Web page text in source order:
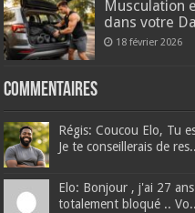
Musculation
dans votre
18 février 2026
Commentaires
Régis: Coucou Elo, Tu
Je te conseillerais de
Elo: Bonjour , j'ai 27
totalement bloqué ..